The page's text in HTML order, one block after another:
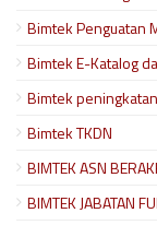
Bimtek Penguatan
Bimtek E-Katalog
Bimtek
Bimtek TKDN
BIMTEK ASN
BIMTEK JABATAN